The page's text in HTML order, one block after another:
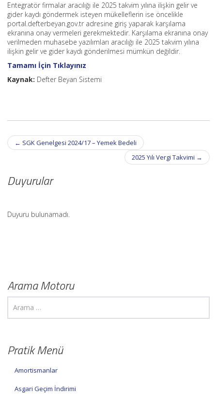
Entegratör firmalar aracılığı ile 2025 takvim yılına ilişkin gelir ve
gider kaydı göndermek isteyen mükelleflerin ise öncelikle
portal.defterbeyan.gov.tr adresine giriş yaparak karşılama
ekranına onay vermeleri gerekmektedir. Karşılama ekranına onay
verilmeden muhasebe yazılımları aracılığı ile 2025 takvim yılına
ilişkin gelir ve gider kaydı gönderilmesi mümkün değildir.
Tamamı İçin Tıklayınız
Kaynak: Defter Beyan Sistemi
Post
navigation
← SGK Genelgesi 2024/17 – Yemek Bedeli
2025 Yılı Vergi Takvimi →
Duyurular
Duyuru bulunamadı.
Arama Motoru
Pratik Menü
Amortismanlar
Asgari Geçim İndirimi